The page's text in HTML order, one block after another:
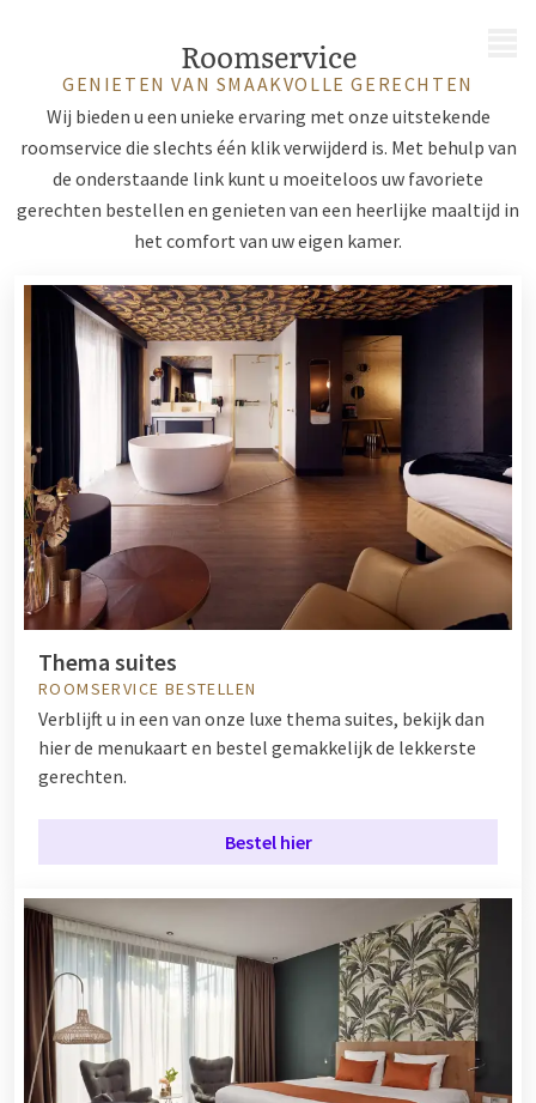
Roomservice
GENIETEN VAN SMAAKVOLLE GERECHTEN
Wij bieden u een unieke ervaring met onze uitstekende
roomservice die slechts één klik verwijderd is. Met behulp van
de onderstaande link kunt u moeiteloos uw favoriete
gerechten bestellen en genieten van een heerlijke maaltijd in
het comfort van uw eigen kamer.
Thema suites
ROOMSERVICE BESTELLEN
Verblijft u in een van onze luxe thema suites, bekijk dan
hier de menukaart en bestel gemakkelijk de lekkerste
gerechten.
Bestel hier